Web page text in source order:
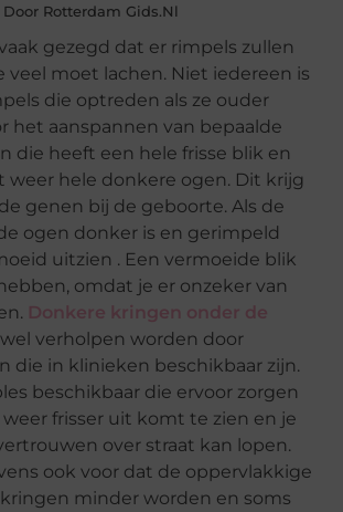
Rotterdam Gids.nl
gezegd dat er rimpels zullen
veel moet lachen. Niet iedereen is
die optreden als ze ouder
het aanspannen van bepaalde
die heeft een hele frisse blik en
weer hele donkere ogen. Dit krijg
genen bij de geboorte. Als de
ogen donker is en gerimpeld
uitzien . Een vermoeide blik
omdat je er onzeker van
Donkere kringen onder de
verholpen worden door
die in klinieken beschikbaar zijn.
beschikbaar die ervoor zorgen
frisser uit komt te zien en je
over straat kan lopen.
ook voor dat de oppervlakkige
minder worden en soms